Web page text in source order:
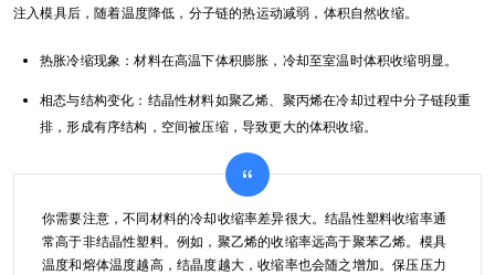
注入模具后，随着温度降低，分子链的热运动减弱，体积自然收缩。
热胀冷缩现象：材料在高温下体积膨胀，冷却至室温时体积收缩明显。
相态与结构变化：结晶性材料如聚乙烯、聚丙烯在冷却过程中分子链段重
排，形成有序结构，空间被压缩，导致更大的体积收缩。
你需要注意，不同材料的冷却收缩率差异很大。结晶性塑料收缩率通
常高于非结晶性塑料。例如，聚乙烯的收缩率远高于聚苯乙烯。模具
温度和熔体温度越高，结晶度越大，收缩率也会随之增加。保压压力